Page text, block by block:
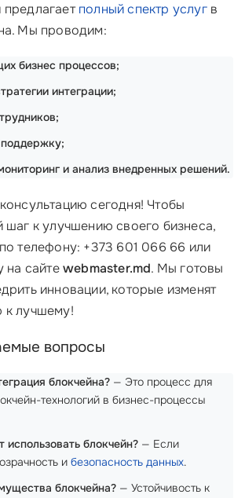
полный спектр услугв
Мы проводим:
бизнес процессов;
интеграции;
и анализ внедренных решений.
сегодня! Чтобы
шаг к улучшению своего бизнеса,
телефону: +373 601 066 66 или
на сайтеwebmaster.md. Мы готовы
инновации, которые изменят
к лучшему!
вопросы
блокчейна? — Это процесс для
технологий в бизнес-процессы
использовать блокчейн? — Если
и безопасность данных.
блокчейна? — Устойчивость к